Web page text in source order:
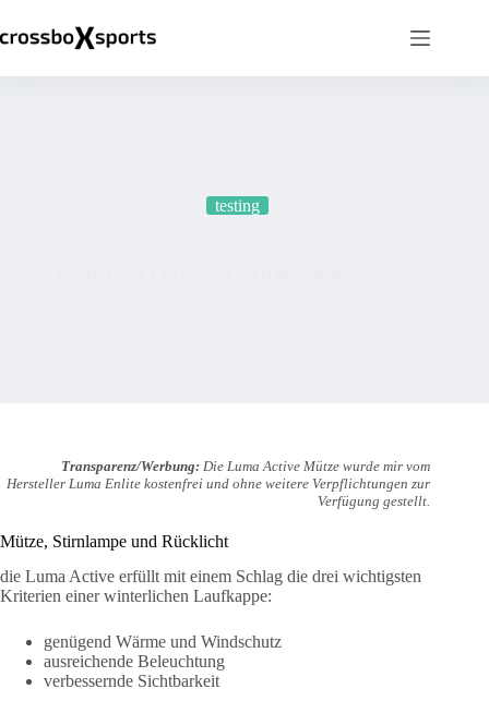
springen
testing
Transparenz/Werbung: Die Luma Active Mütze wurde mir vom
Hersteller Luma Enlite kostenfrei und ohne weitere Verpflichtungen zur
Verfügung gestellt.
Mütze, Stirnlampe und Rücklicht
die Luma Active erfüllt mit einem Schlag die drei wichtigsten
Kriterien einer winterlichen Laufkappe:
genügend Wärme und Windschutz
ausreichende Beleuchtung
verbessernde Sichtbarkeit